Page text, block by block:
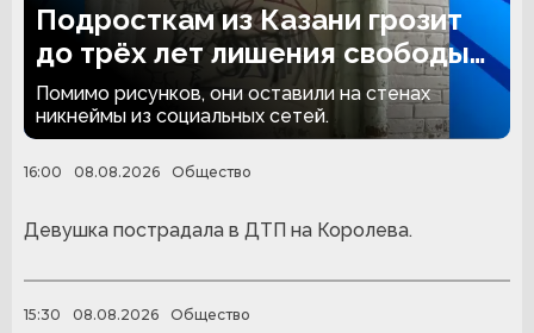
Подросткам из Казани грозит
до трёх лет лишения свободы
за граффити
Помимо рисунков, они оставили на стенах
никнеймы из социальных сетей.
16:00 08.08.2026 Общество
Девушка пострадала в ДТП на Королева.
15:30 08.08.2026 Общество